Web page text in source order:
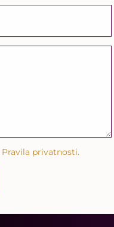
Pravila privatnosti.